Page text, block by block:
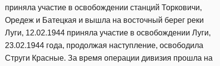
приняла участие в освобождении станций Торковичи,
Оредеж и Батецкая и вышла на восточный берег реки
Луги, 12.02.1944 приняла участие в освобождении Луги,
23.02.1944 года, продолжая наступление, освободила
Струги Красные. За время операции дивизия прошла на